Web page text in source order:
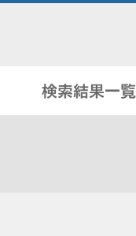
検索結果一覧